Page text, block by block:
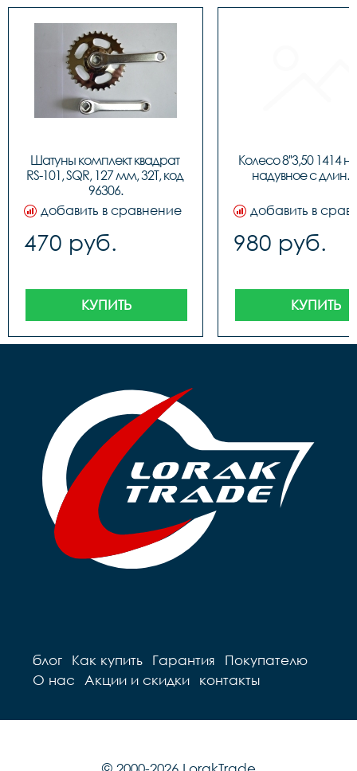
Шатуны комплект квадрат
RS-101, SQR, 127 мм, 32T, код
96306.
добавить в сравнение
470 руб.
КУПИТЬ
Колесо 8''3,50 1414
надувное с
добавить в
980 руб.
КУПИТЬ
блог Как купить Гарантия
Покупателю
О нас
Акции и скидки контакты